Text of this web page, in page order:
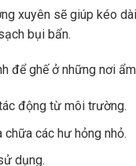
xuyên sẽ giúp kéo
bụi bẩn.
để ghế ở những nơi
động từ môi trường.
các hư hỏng nhỏ.
dụng.